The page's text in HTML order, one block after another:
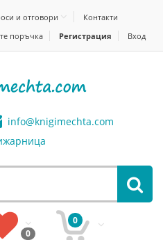
и отговори
Контакти
поръчка Регистрация Вход
info@knigimechta.com
0
0